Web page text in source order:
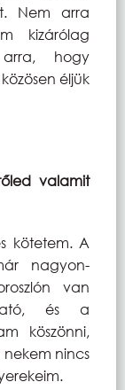
Nem arra
kizárólag
hogy
éljük
valamit
kötetem. A
nagyon-
van
és a
köszönni,
nekem nincs